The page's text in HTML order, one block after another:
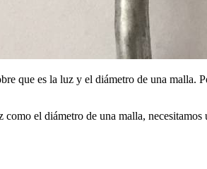
que es la luz y el diámetro de una malla.
el diámetro de una malla, necesitamos